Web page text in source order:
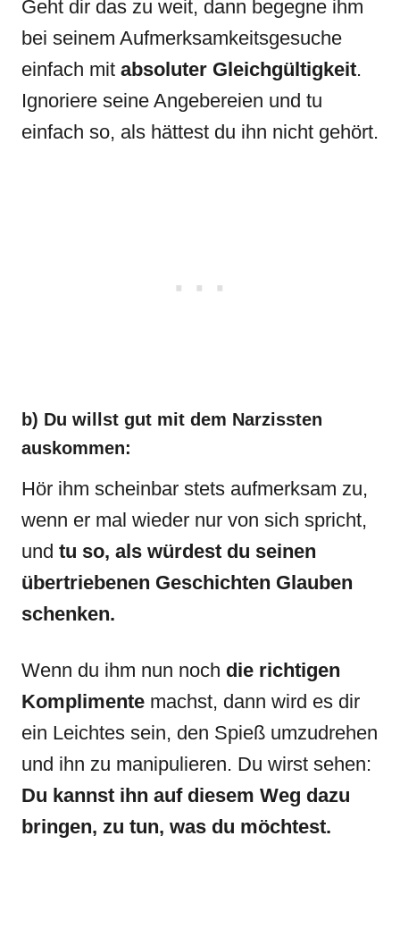
Geht dir das zu weit, dann begegne ihm
bei seinem Aufmerksamkeitsgesuche
einfach mit absoluter Gleichgültigkeit.
Ignoriere seine Angebereien und tu
einfach so, als hättest du ihn nicht gehört.
b) Du willst gut mit dem Narzissten
auskommen:
Hör ihm scheinbar stets aufmerksam zu,
wenn er mal wieder nur von sich spricht,
und tu so, als würdest du seinen
übertriebenen Geschichten Glauben
schenken.
Wenn du ihm nun noch die richtigen
Komplimente machst, dann wird es dir
ein Leichtes sein, den Spieß umzudrehen
und ihn zu manipulieren. Du wirst sehen:
Du kannst ihn auf diesem Weg dazu
bringen, zu tun, was du möchtest.